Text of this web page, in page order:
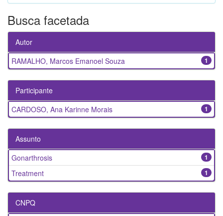
Busca facetada
Autor
1
RAMALHO, Marcos Emanoel Souza
Participante
1
CARDOSO, Ana Karinne Morais
Assunto
1
Gonarthrosis
1
Treatment
CNPQ